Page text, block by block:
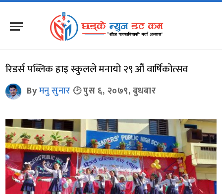
रिडर्स पब्लिक हाइ स्कुलले मनायो २९ औं वार्षिकोत्सव
Byमनु सुनार पुस ६, २०७९, बुधबार